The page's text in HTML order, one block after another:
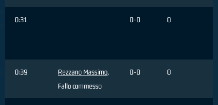
0:31 0-0 0
0:39 Rezzano Massimo,
Fallo commesso
0-0 0